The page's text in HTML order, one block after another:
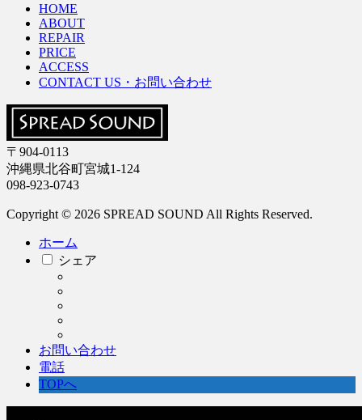
HOME
ABOUT
REPAIR
PRICE
ACCESS
CONTACT US・お問い合わせ
〒904-0113
沖縄県北谷町宮城1-124
098-923-0743
Copyright © 2026 SPREAD SOUND All Rights Reserved.
ホーム
シェア
お問い合わせ
電話
TOPへ